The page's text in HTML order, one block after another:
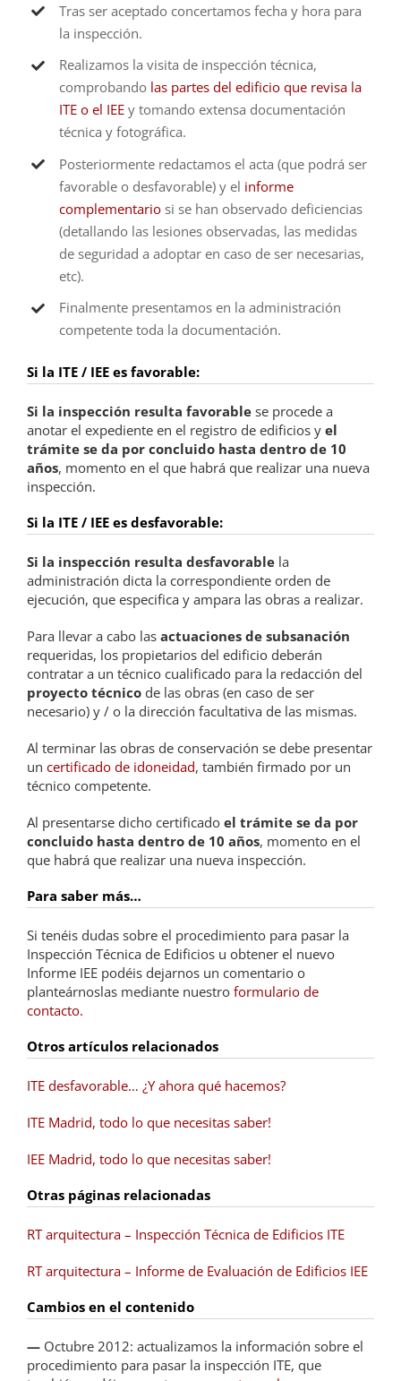
Tras ser aceptado concertamos fecha y hora para
la inspección.
Realizamos la visita de inspección técnica,
comprobando las partes del edificio que revisa la
ITE o el IEEy tomando extensa documentación
técnica y fotográfica.
Posteriormente redactamos el acta (que podrá ser
favorable o desfavorable) y el informe
complementariosi se han observado deficiencias
(detallando las lesiones observadas, las medidas
de seguridad a adoptar en caso de ser necesarias,
etc).
Finalmente presentamos en la administración
competente toda la documentación.
Si la ITE / IEE es favorable:
Si la inspección resulta favorablese procede a
anotar el expediente en el registro de edificios y el
trámite se da por concluido hasta dentro de 10
años, momento en el que habrá que realizar una nueva
inspección.
Si la ITE / IEE es desfavorable:
Si la inspección resulta desfavorablela
administración dicta la correspondiente orden de
ejecución, que especifica y ampara las obras a realizar.
Para llevar a cabo las actuaciones de subsanación
requeridas, los propietarios del edificio deberán
contratar a un técnico cualificado para la redacción del
proyecto técnicode las obras (en caso de ser
necesario) y / o la dirección facultativa de las mismas.
Al terminar las obras de conservación se debe presentar
un certificado de idoneidad, también firmado por un
técnico competente.
Al presentarse dicho certificado el trámite se da por
concluido hasta dentro de 10 años, momento en el
que habrá que realizar una nueva inspección.
Para saber más…
Si tenéis dudas sobre el procedimiento para pasar la
Inspección Técnica de Edificios u obtener el nuevo
Informe IEE podéis dejarnos un comentario o
planteárnoslas mediante nuestro formulario de
contacto.
Otros artículos relacionados
ITE desfavorable… ¿Y ahora qué hacemos?
ITE Madrid, todo lo que necesitas saber!
IEE Madrid, todo lo que necesitas saber!
Otras páginas relacionadas
RT arquitectura – Inspección Técnica de Edificios ITE
RT arquitectura – Informe de Evaluación de Edificios IEE
Cambios en el contenido
—Octubre 2012: actualizamos la información sobre el
procedimiento para pasar la inspección ITE, que